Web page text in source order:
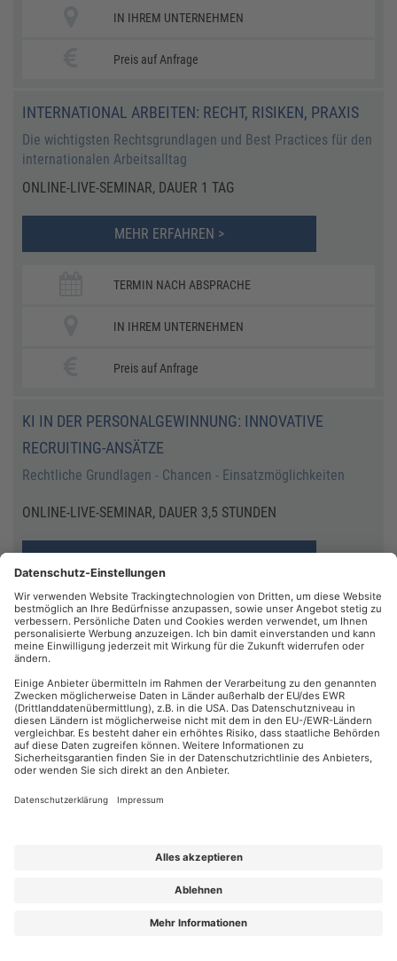
IN IHREM UNTERNEHMEN
Preis auf Anfrage
​​INTERNATIONAL ARBEITEN: RECHT, RISIKEN, PRAXIS
​​Die wichtigsten Rechtsgrundlagen und Best Practices für den
internationalen Arbeitsalltag​
ONLINE-LIVE-SEMINAR, DAUER 1 TAG
MEHR ERFAHREN >
TERMIN NACH ABSPRACHE
IN IHREM UNTERNEHMEN
Preis auf Anfrage
KI IN DER PERSONALGEWINNUNG: INNOVATIVE
RECRUITING-ANSÄTZE
Rechtliche Grundlagen - Chancen - Einsatzmöglichkeiten
ONLINE-LIVE-SEMINAR, DAUER 3,5 STUNDEN
MEHR ERFAHREN >
TERMIN NACH ABSPRACHE
IN IHREM UNTERNEHMEN
Preis auf Anfrage
KÜNSTLICHE INTELLIGENZ IM HR-BEREICH
KI-Lösungen für ein effektives Personalmanagement
INHOUSE-SCHULUNG, DAUER 1 TAG